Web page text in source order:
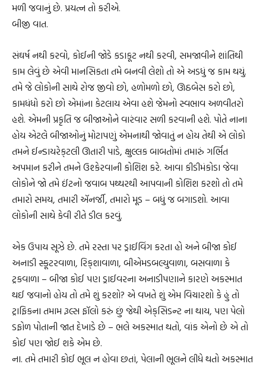
મળી જવાનું છે. પ્રયત્ન તો કરીએ.
બીજી વાત.
સંઘર્ષ નથી કરવો, કોઈની જોડે કડાકૂટ નથી કરવી, સમજાવીને શાંતિથી
કામ લેવું છે એવી માનસિકતા તમે બનવી લેશો તો એ અડધું જ કામ થયું.
તમે જે લોકોની સાથે રોજ જીવો છો, હળોમળો છો, ઊઠબેસ કરો છો,
કામધંધો કરો છો એમાંના કેટલાય એવા હશે જેમનો સ્વભાવ અળવીતરો
હશે. એમની પ્રકૃતિ જ બીજાઓને વારંવાર સળી કરવાની હશે. પોતે નાના
હોય એટલે બીજાઓનું મોટાપણું એમનાથી જોવાતું ન હોય તેથી એ લોકો
તમને ઈન્ડાયરેક્‌ટલી ઊતારી પાડે, ક્ષુલ્લક બાબતોમાં તમારું ગર્ભિત
અપમાન કરીને તમને ઉશ્કેરવાની કોશિશ કરે. આવા કીડીમંકોડા જેવા
લોકોને જો તમે ઈંટનો જવાબ પથ્થરથી આપવાની કોશિશ કરશો તો તમે
તમારો સમય, તમારી ઍનર્જી, તમારો મૂડ – બધું જ બગાડશો. આવા
લોકોની સાથે કેવી રીતે ડીલ કરવું.
એક ઉપાય સૂઝે છે. તમે રસ્તા પર ડ્રાઈવિંગ કરતા હો અને બીજા કોઈ
અનાડી સ્કૂટરવાળા, રિક્‌શાવાળા, બીએમડબલ્યુવાળા, બસવાળા કે
ટ્રકવાળા – બીજા કોઈ પણ ડ્રાઈવરના અનાડીપણાને કારણે અકસ્માત
થઈ જવાનો હોય તો તમે શું કરશો? એ વખતે શું એમ વિચારશો કે હું તો
ટ્રાફિકના તમામ રૂલ્સ ફૉલો કરું છું જેથી એક્‌સિડન્ટ ના થાય, પણ પેલો
ડફોળ પોતાની જાત દેખાડે છે – ભલે અકસ્માત થતો, વાંક એનો છે એ તો
કોઈ પણ જોઈ શકે એમ છે.
ના. તમે તમારી કોઈ ભૂલ ન હોવા છતાં, પેલાની ભૂલને લીધે થતો અકસ્માત